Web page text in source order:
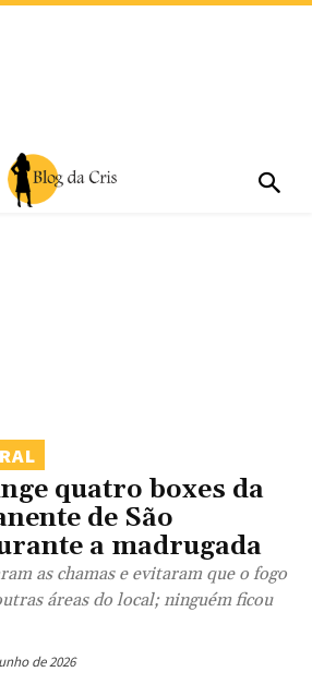
quatro boxes da
de São
a madrugada
as chamas e evitaram que o fogo
áreas do local; ninguém ficou
de 2026